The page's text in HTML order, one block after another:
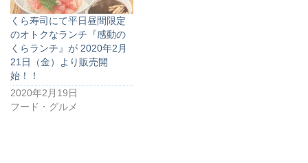
くら寿司にて平日昼間限定
のオトクなランチ『感動の
くらランチ』が 2020年2月
21日（金）より販売開
始！！
2020年2月19日
フード・グルメ